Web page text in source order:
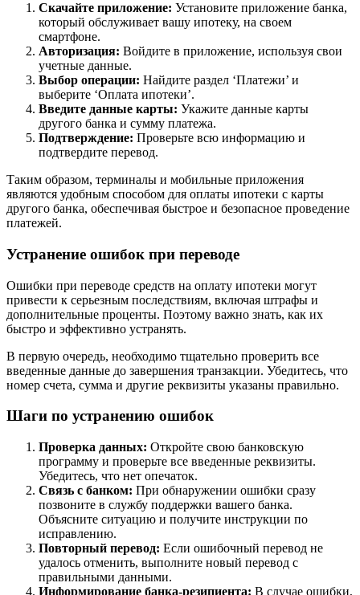
Скачайте приложение: Установите приложение банка,
который обслуживает вашу ипотеку, на своем
смартфоне.
Авторизация: Войдите в приложение, используя свои
учетные данные.
Выбор операции: Найдите раздел ‘Платежи’ и
выберите ‘Оплата ипотеки’.
Введите данные карты: Укажите данные карты
другого банка и сумму платежа.
Подтверждение: Проверьте всю информацию и
подтвердите перевод.
Таким образом, терминалы и мобильные приложения
являются удобным способом для оплаты ипотеки с карты
другого банка, обеспечивая быстрое и безопасное проведение
платежей.
Устранение ошибок при переводе
Ошибки при переводе средств на оплату ипотеки могут
привести к серьезным последствиям, включая штрафы и
дополнительные проценты. Поэтому важно знать, как их
быстро и эффективно устранять.
В первую очередь, необходимо тщательно проверить все
введенные данные до завершения транзакции. Убедитесь, что
номер счета, сумма и другие реквизиты указаны правильно.
Шаги по устранению ошибок
Проверка данных: Откройте свою банковскую
программу и проверьте все введенные реквизиты.
Убедитесь, что нет опечаток.
Связь с банком: При обнаружении ошибки сразу
позвоните в службу поддержки вашего банка.
Объясните ситуацию и получите инструкции по
исправлению.
Повторный перевод: Если ошибочный перевод не
удалось отменить, выполните новый перевод с
правильными данными.
Информирование банка-резипиента: В случае ошибки,